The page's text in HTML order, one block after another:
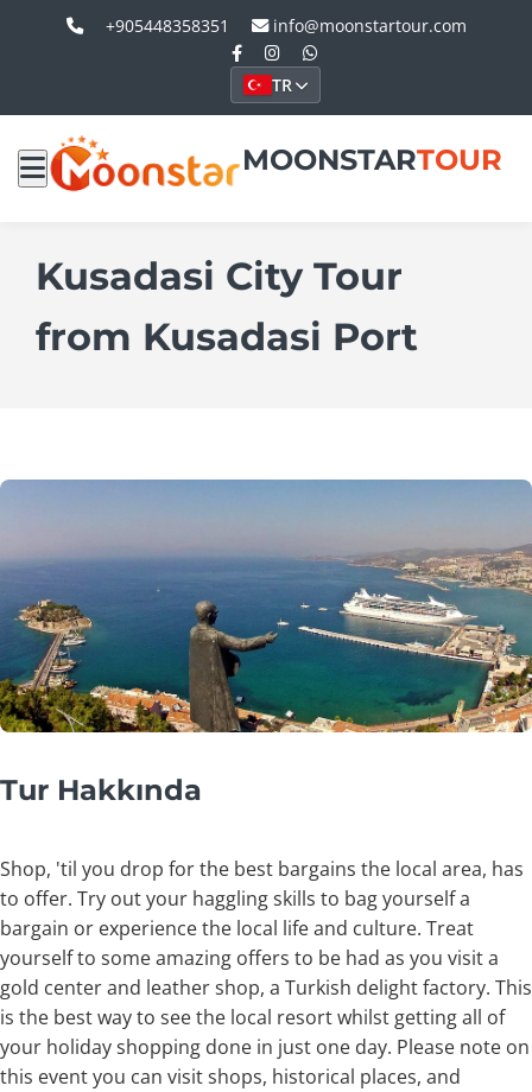
+905448358351 info@moonstartour.com
TR
MOONSTARTOUR
Kusadasi City Tour
from Kusadasi Port
Tur Hakkında
Shop, 'til you drop for the best bargains the local area, has
to offer. Try out your haggling skills to bag yourself a
bargain or experience the local life and culture. Treat
yourself to some amazing offers to be had as you visit a
gold center and leather shop, a Turkish delight factory. This
is the best way to see the local resort whilst getting all of
your holiday shopping done in just one day. Please note on
this event you can visit shops, historical places, and